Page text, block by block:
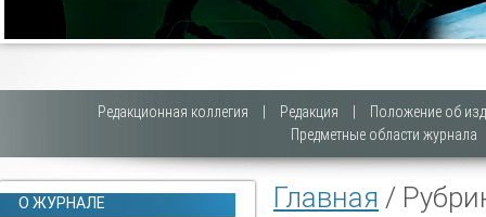
Редакционная коллегия Редакция
Положение об
Предметные области журнала
О ЖУРНАЛЕ Главная /